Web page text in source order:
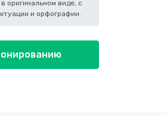
оригинальном виде, с
и орфографии.